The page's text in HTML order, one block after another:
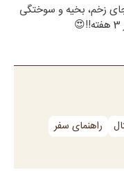
زخم، بخیه و سوختگی
راهنمای سفر